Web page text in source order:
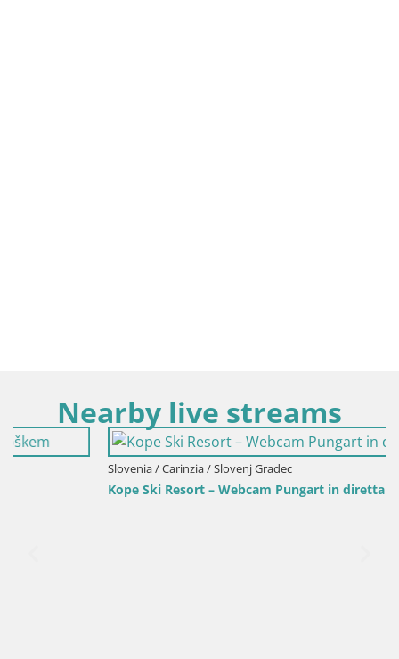
Nearby live streams
Slovenia / Carinzia / Slovenj Gradec
Kope Ski Resort – Webcam Pungart in diretta